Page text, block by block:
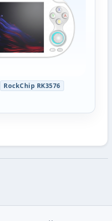
RockChip RK3576